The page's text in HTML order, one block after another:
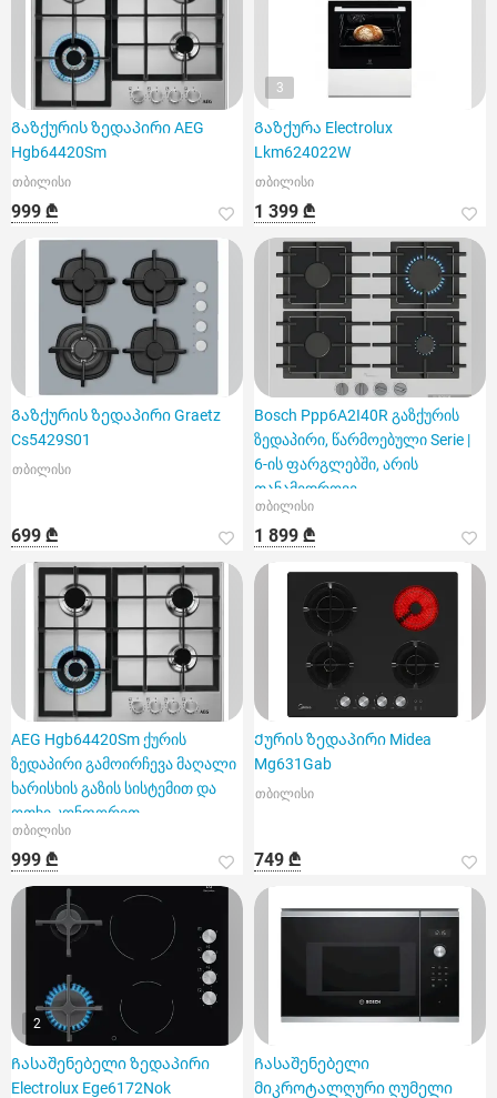
Გაზქურის ზედაპირი AEG
Hgb64420Sm
თბილისი
999 ₾
3
Გაზქურა Electrolux
Lkm624022W
თბილისი
1 399 ₾
Გაზქურის ზედაპირი Graetz
Cs5429S01
თბილისი
699 ₾
Bosch Ppp6A2I40R გაზქურის
ზედაპირი, წარმოებული Serie |
6-ის ფარგლებში, არის
თანამედროვე
თბილისი
1 899 ₾
AEG Hgb64420Sm ქურის
ზედაპირი გამოირჩევა მაღალი
ხარისხის გაზის სისტემით და
ოთხი კონფორით
თბილისი
999 ₾
Ქურის ზედაპირი Midea
Mg631Gab
თბილისი
749 ₾
2
Ჩასაშენებელი ზედაპირი
Electrolux Ege6172Nok
Ჩასაშენებელი
მიკროტალღური ღუმელი